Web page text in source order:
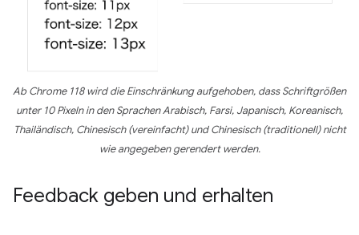
Ab Chrome 118 wird die Einschränkung aufgehoben, dass Schriftgrößen
unter 10 Pixeln in den Sprachen Arabisch, Farsi, Japanisch, Koreanisch,
Thailändisch, Chinesisch (vereinfacht) und Chinesisch (traditionell) nicht
wie angegeben gerendert werden.
Feedback geben und erhalten